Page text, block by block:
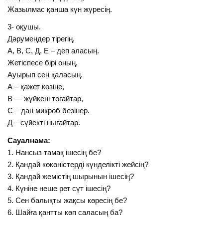
Жазылмас қанша күн жүресің.
3- оқушы.
Дәрумендер тірегің,
А, В, С, Д, Е – деп аласың.
Жетіспесе бірі оның,
Ауырып сен қаласың.
А – қажет көзіңе,
В — жүйкені тоғайтар,
С – дан микроб безінер.
Д – сүйекті нығайтар.
Сауалнама:
1. Нансыз тамақ ішесің бе?
2. Қандай көкөністерді күнделікті жейсің?
3. Қандай жемістің шырынын ішесің?
4. Күніне неше рет сүт ішесің?
5. Сен балықты жақсы көресің бе?
6. Шайға қантты көп саласың ба?